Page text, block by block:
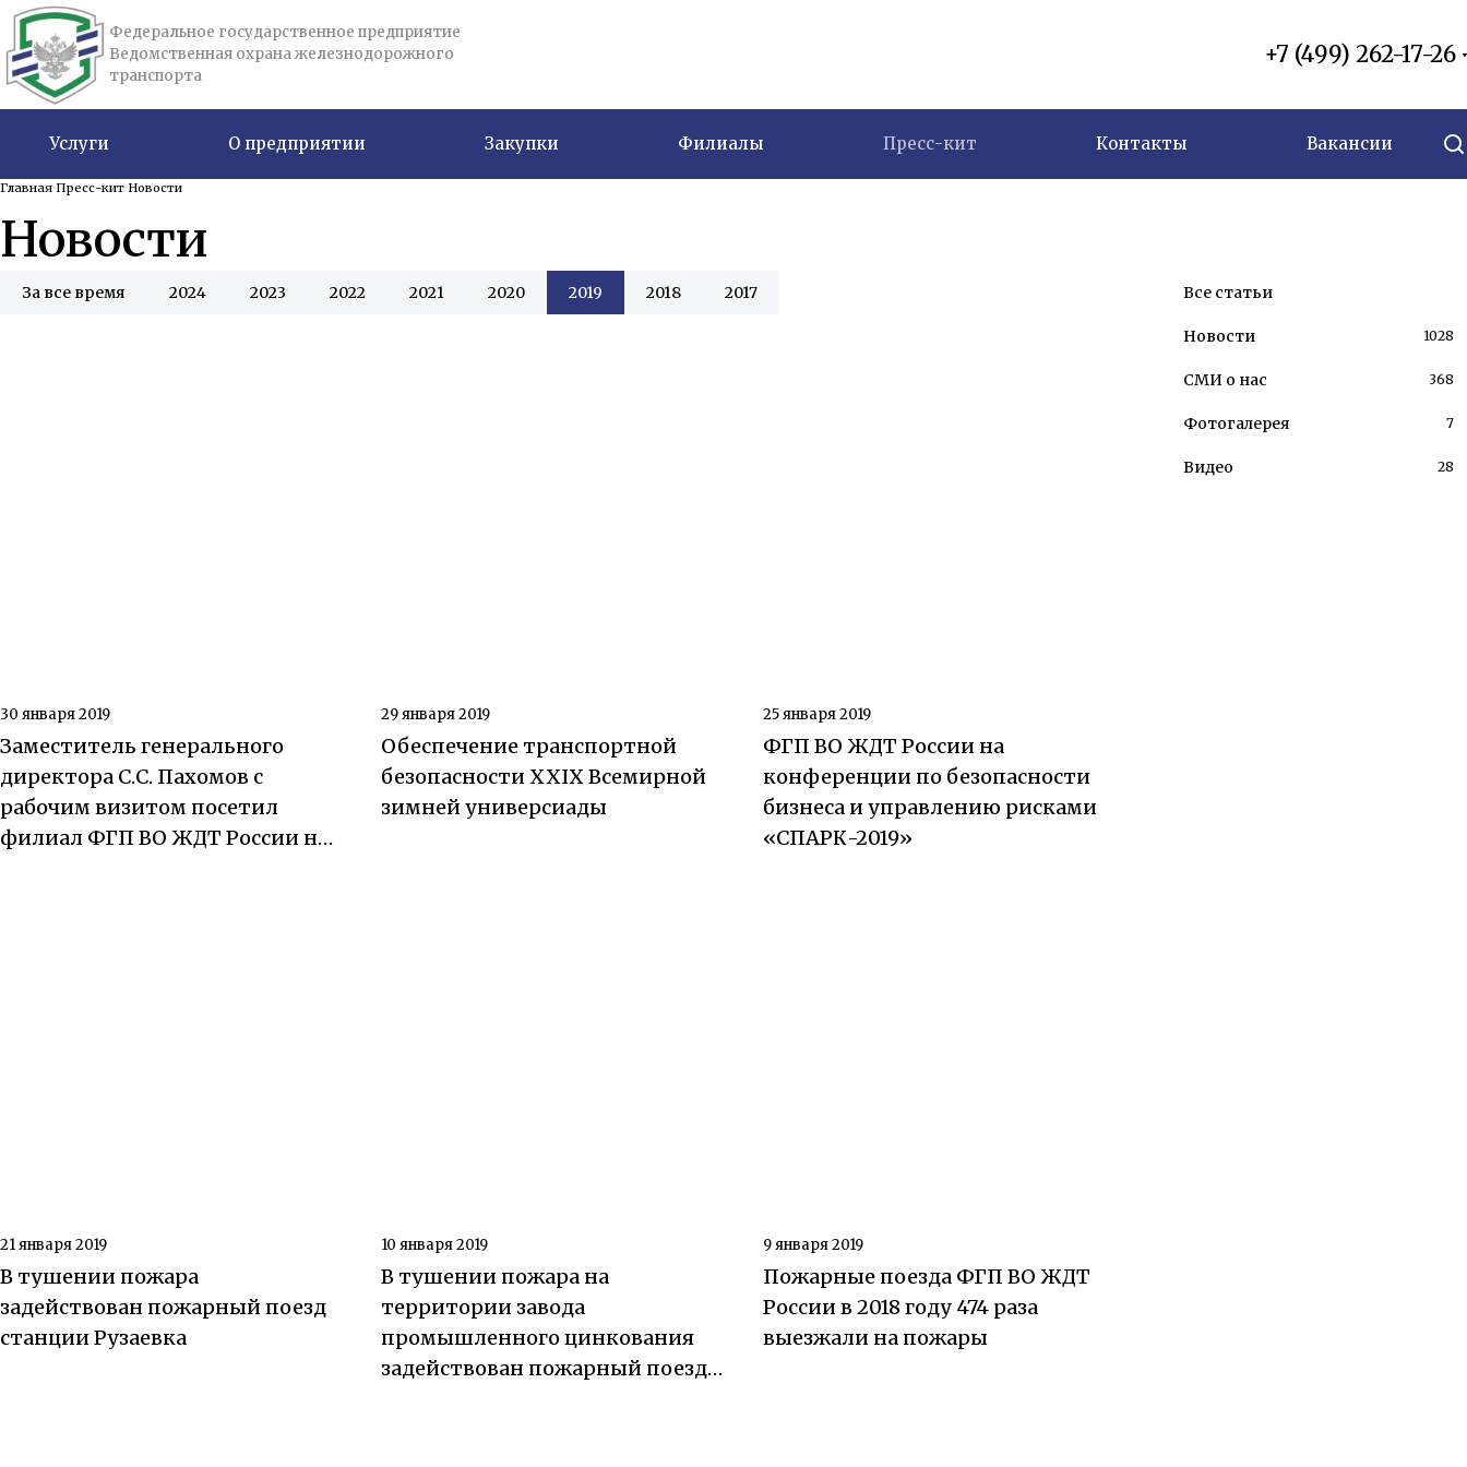
Федеральное государственное предприятие
Ведомственная охрана железнодорожного
транспорта
+7 (499) 262-17-26
Услуги О предприятии Закупки Филиалы Пресс-кит Контакты Вакансии
Главная Пресс-кит Новости
Новости
За все время 2024 2023 2022 2021 2020 2019 2018 2017
30 января 2019
Заместитель генерального
директора С.С. Пахомов с
рабочим визитом посетил
филиал ФГП ВО ЖДТ России на
29 января 2019
Обеспечение транспортной
безопасности XXIX Всемирной
зимней универсиады
25 января 2019
ФГП ВО ЖДТ России на
конференции по безопасности
бизнеса и управлению рисками
«СПАРК-2019»
21 января 2019
В тушении пожара
задействован пожарный поезд
станции Рузаевка
10 января 2019
В тушении пожара на
территории завода
промышленного цинкования
задействован пожарный поезд
9 января 2019
Пожарные поезда ФГП ВО ЖДТ
России в 2018 году 474 раза
выезжали на пожары
Все статьи
Новости 1028
СМИ о нас 368
Фотогалерея 7
Видео 28